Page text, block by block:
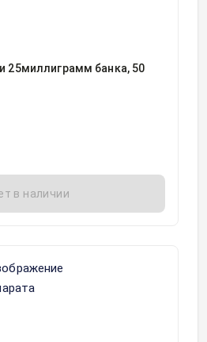
25миллиграмм банка, 50
в наличии